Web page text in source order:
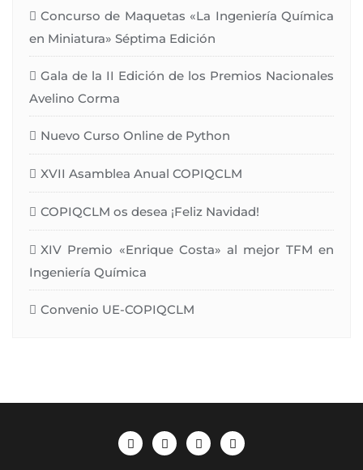
Concurso de Maquetas «La Ingeniería Química
en Miniatura» Séptima Edición
Gala de la II Edición de los Premios Nacionales
Avelino Corma
Nuevo Curso Online de Python
XVII Asamblea Anual COPIQCLM
COPIQCLM os desea ¡Feliz Navidad!
XIV Premio «Enrique Costa» al mejor TFM en
Ingeniería Química
Convenio UE-COPIQCLM